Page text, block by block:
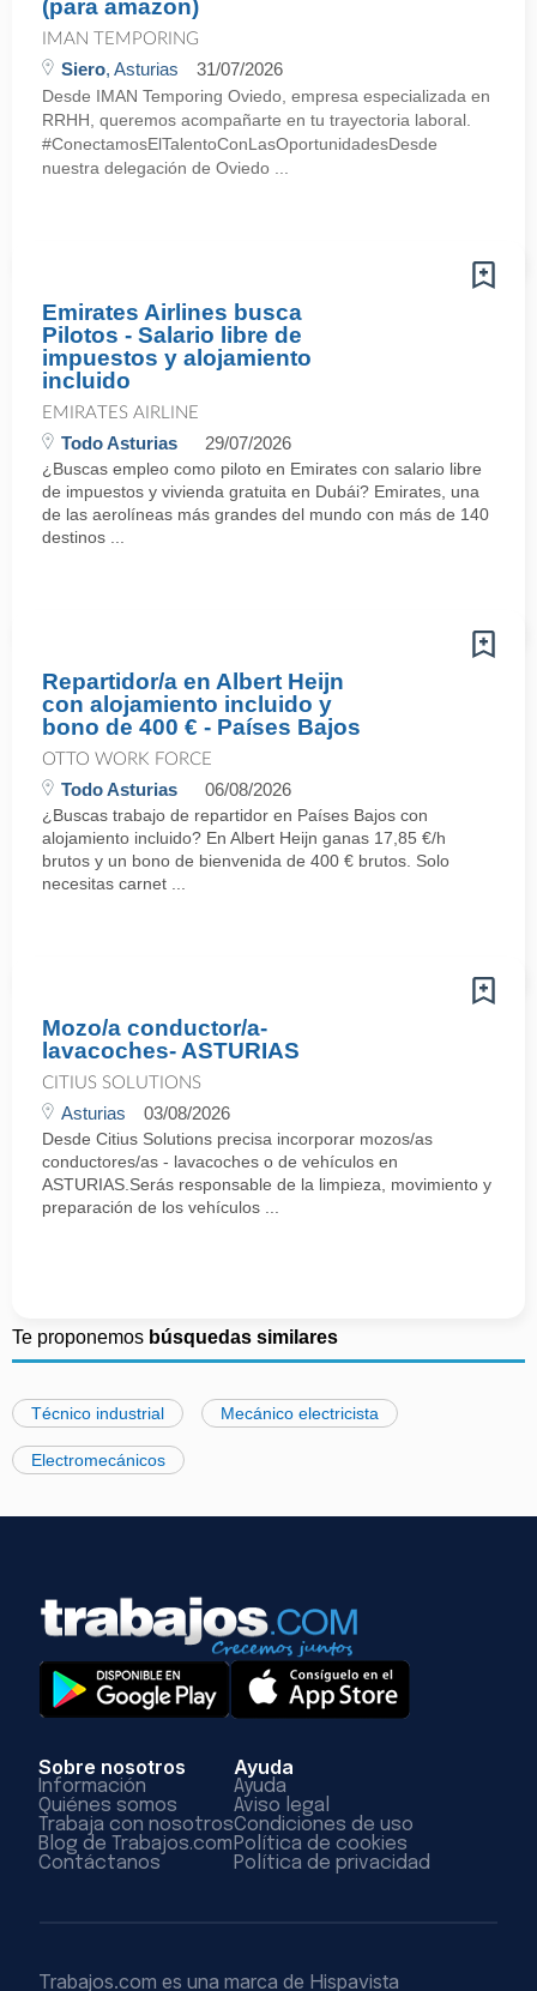
(para amazon)
IMAN TEMPORING
Siero, Asturias 31/07/2026
Desde IMAN Temporing Oviedo, empresa especializada en
RRHH, queremos acompañarte en tu trayectoria laboral.
#ConectamosElTalentoConLasOportunidadesDesde
nuestra delegación de Oviedo ...
Emirates Airlines busca
Pilotos - Salario libre de
impuestos y alojamiento
incluido
EMIRATES AIRLINE
Todo Asturias 29/07/2026
¿Buscas empleo como piloto en Emirates con salario libre
de impuestos y vivienda gratuita en Dubái? Emirates, una
de las aerolíneas más grandes del mundo con más de 140
destinos ...
Repartidor/a en Albert Heijn
con alojamiento incluido y
bono de 400 € - Países Bajos
OTTO WORK FORCE
Todo Asturias 06/08/2026
¿Buscas trabajo de repartidor en Países Bajos con
alojamiento incluido? En Albert Heijn ganas 17,85 €/h
brutos y un bono de bienvenida de 400 € brutos. Solo
necesitas carnet ...
Mozo/a conductor/a-
lavacoches- ASTURIAS
CITIUS SOLUTIONS
Asturias 03/08/2026
Desde Citius Solutions precisa incorporar mozos/as
conductores/as - lavacoches o de vehículos en
ASTURIAS.Serás responsable de la limpieza, movimiento y
preparación de los vehículos ...
Te proponemos búsquedas similares
Técnico industrial Mecánico electricista
Electromecánicos
Sobre nosotros
Información
Quiénes somos
Trabaja con nosotros
Blog de Trabajos.com
Contáctanos
Ayuda
Ayuda
Aviso legal
Condiciones de uso
Política de cookies
Política de privacidad
Trabajos.com es una marca de Hispavista